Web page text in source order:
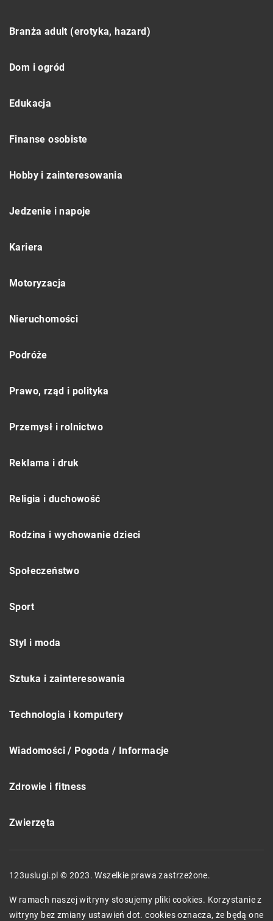
Branża adult (erotyka, hazard)
Dom i ogród
Edukacja
Finanse osobiste
Hobby i zainteresowania
Jedzenie i napoje
Kariera
Motoryzacja
Nieruchomości
Podróże
Prawo, rząd i polityka
Przemysł i rolnictwo
Reklama i druk
Religia i duchowość
Rodzina i wychowanie dzieci
Społeczeństwo
Sport
Styl i moda
Sztuka i zainteresowania
Technologia i komputery
Wiadomości / Pogoda / Informacje
Zdrowie i fitness
Zwierzęta
123uslugi.pl © 2023. Wszelkie prawa zastrzeżone.
W ramach naszej witryny stosujemy pliki cookies. Korzystanie z
witryny bez zmiany ustawień dot. cookies oznacza, że będą one